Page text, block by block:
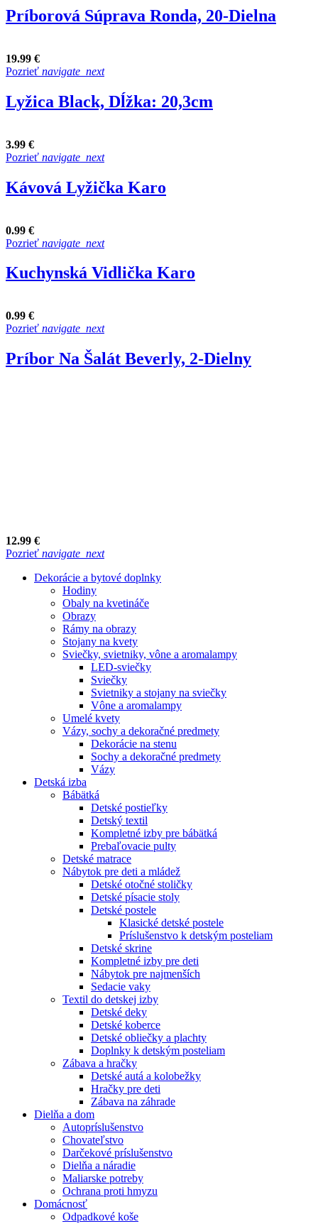
Príborová Súprava Ronda, 20-Dielna
19.99 €
Pozrieť navigate_next
Lyžica Black, Dĺžka: 20,3cm
3.99 €
Pozrieť navigate_next
Kávová Lyžička Karo
0.99 €
Pozrieť navigate_next
Kuchynská Vidlička Karo
0.99 €
Pozrieť navigate_next
Príbor Na Šalát Beverly, 2-Dielny
12.99 €
Pozrieť navigate_next
Dekorácie a bytové doplnky
Hodiny
Obaly na kvetináče
Obrazy
Rámy na obrazy
Stojany na kvety
Sviečky, svietniky, vône a aromalampy
LED-sviečky
Sviečky
Svietniky a stojany na sviečky
Vône a aromalampy
Umelé kvety
Vázy, sochy a dekoračné predmety
Dekorácie na stenu
Sochy a dekoračné predmety
Vázy
Detská izba
Bábätká
Detské postieľky
Detský textil
Kompletné izby pre bábätká
Prebaľovacie pulty
Detské matrace
Nábytok pre deti a mládež
Detské otočné stoličky
Detské písacie stoly
Detské postele
Klasické detské postele
Príslušenstvo k detským posteliam
Detské skrine
Kompletné izby pre deti
Nábytok pre najmenších
Sedacie vaky
Textil do detskej izby
Detské deky
Detské koberce
Detské obliečky a plachty
Doplnky k detským posteliam
Zábava a hračky
Detské autá a kolobežky
Hračky pre deti
Zábava na záhrade
Dielňa a dom
Autopríslušenstvo
Chovateľstvo
Darčekové príslušenstvo
Dielňa a náradie
Maliarske potreby
Ochrana proti hmyzu
Domácnosť
Odpadkové koše